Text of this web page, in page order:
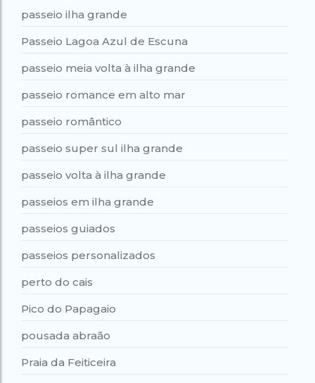
passeio ilha grande
Passeio Lagoa Azul de Escuna
passeio meia volta à ilha grande
passeio romance em alto mar
passeio romântico
passeio super sul ilha grande
passeio volta à ilha grande
passeios em ilha grande
passeios guiados
passeios personalizados
perto do cais
Pico do Papagaio
pousada abraão
Praia da Feiticeira